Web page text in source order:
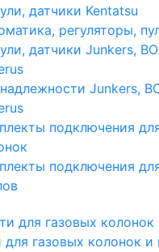
датчики Kentatsu
регуляторы,
датчики Junkers,
Junkers,
подключения
подключения
для газовых колонок и